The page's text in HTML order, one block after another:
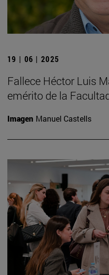
19 | 06 | 2025
Fallece Héctor Luis
emérito de la
Imagen Manuel Castells